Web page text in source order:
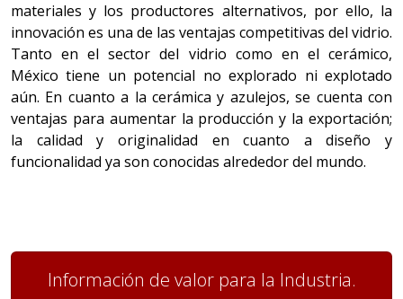
materiales y los productores alternativos, por ello, la
innovación es una de las ventajas competitivas del vidrio.
Tanto en el sector del vidrio como en el cerámico,
México tiene un potencial no explorado ni explotado
aún. En cuanto a la cerámica y azulejos, se cuenta con
ventajas para aumentar la producción y la exportación;
la calidad y originalidad en cuanto a diseño y
funcionalidad ya son conocidas alrededor del mundo.
Información de valor para la Industria.